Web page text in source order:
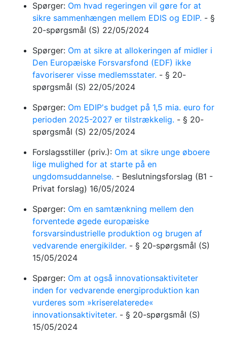
Spørger: Om hvad regeringen vil gøre for at
sikre sammenhængen mellem EDIS og EDIP. - §
20-spørgsmål (S) 22/05/2024
Spørger: Om at sikre at allokeringen af midler i
Den Europæiske Forsvarsfond (EDF) ikke
favoriserer visse medlemsstater. - § 20-
spørgsmål (S) 22/05/2024
Spørger: Om EDIP's budget på 1,5 mia. euro for
perioden 2025-2027 er tilstrækkelig. - § 20-
spørgsmål (S) 22/05/2024
Forslagsstiller (priv.): Om at sikre unge øboere
lige mulighed for at starte på en
ungdomsuddannelse. - Beslutningsforslag (B1 -
Privat forslag) 16/05/2024
Spørger: Om en samtænkning mellem den
forventede øgede europæiske
forsvarsindustrielle produktion og brugen af
vedvarende energikilder. - § 20-spørgsmål (S)
15/05/2024
Spørger: Om at også innovationsaktiviteter
inden for vedvarende energiproduktion kan
vurderes som »kriserelaterede«
innovationsaktiviteter. - § 20-spørgsmål (S)
15/05/2024